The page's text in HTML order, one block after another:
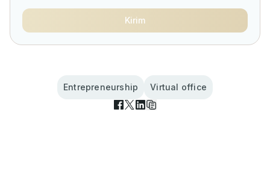
Kirim
Entrepreneurship Virtual office